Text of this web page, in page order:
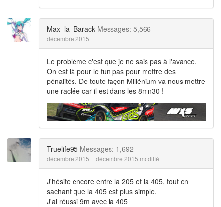
Max_la_Barack Messages: 5,566
décembre 2015
Le problème c'est que je ne sais pas à l'avance.
On est là pour le fun pas pour mettre des
pénalités. De toute façon Millénium va nous mettre
une raclée car il est dans les 8mn30 !
Truelife95 Messages: 1,692
décembre 2015 décembre 2015 modifié
J'hésite encore entre la 205 et la 405, tout en
sachant que la 405 est plus simple.
J'ai réussi 9m avec la 405